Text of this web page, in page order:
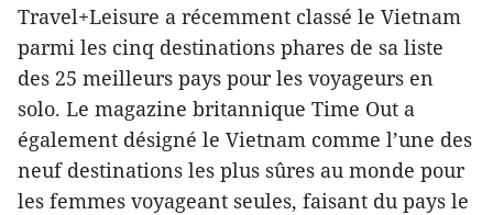
Travel+Leisure a récemment classé le Vietnam
parmi les cinq destinations phares de sa liste
des 25 meilleurs pays pour les voyageurs en
solo. Le magazine britannique Time Out a
également désigné le Vietnam comme l’une des
neuf destinations les plus sûres au monde pour
les femmes voyageant seules, faisant du pays le